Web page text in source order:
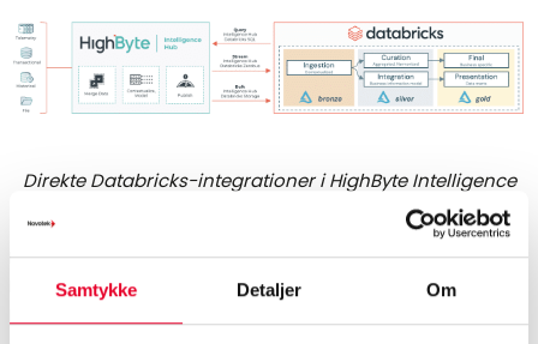
Samtykke Detaljer Om
Direkte Databricks-integrationer i HighByte Intelligence
Med den nye Databricks Zerobus‑forbindelse dækker
Intelligence Hub nu hele spektret af direkte